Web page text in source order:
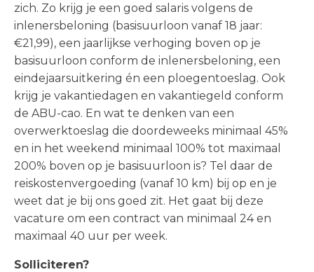
zich. Zo krijg je een goed salaris volgens de
inlenersbeloning (basisuurloon vanaf 18 jaar:
€21,99), een jaarlijkse verhoging boven op je
basisuurloon conform de inlenersbeloning, een
eindejaarsuitkering én een ploegentoeslag. Ook
krijg je vakantiedagen en vakantiegeld conform
de ABU-cao. En wat te denken van een
overwerktoeslag die doordeweeks minimaal 45%
en in het weekend minimaal 100% tot maximaal
200% boven op je basisuurloon is? Tel daar de
reiskostenvergoeding (vanaf 10 km) bij op en je
weet dat je bij ons goed zit. Het gaat bij deze
vacature om een contract van minimaal 24 en
maximaal 40 uur per week.
Solliciteren?